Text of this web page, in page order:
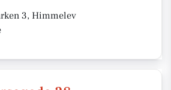
3, Himmelev